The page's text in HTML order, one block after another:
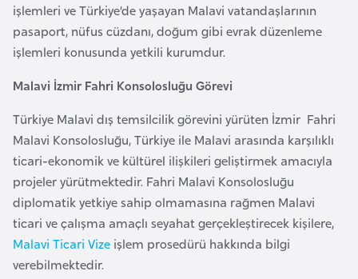
işlemleri ve Türkiye’de yaşayan Malavi vatandaşlarının
pasaport, nüfus cüzdanı, doğum gibi evrak düzenleme
işlemleri konusunda yetkili kurumdur.
Malavi İzmir Fahri Konsolosluğu Görevi
Türkiye Malavi dış temsilcilik görevini yürüten İzmir Fahri
Malavi Konsolosluğu, Türkiye ile Malavi arasında karşılıklı
ticari-ekonomik ve kültürel ilişkileri geliştirmek amacıyla
projeler yürütmektedir. Fahri Malavi Konsolosluğu
diplomatik yetkiye sahip olmamasına rağmen Malavi
ticari ve çalışma amaçlı seyahat gerçekleştirecek kişilere,
Malavi Ticari Vize işlem prosedürü hakkında bilgi
verebilmektedir.
A
z
e
r
b
a
y
c
a
n
B
a